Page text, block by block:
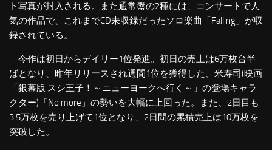
ト写真が封入される。また通常盤の2種には、コンサートで人
気の作品で、これまでCD未収録だったソロ楽曲「Falling」が収
録されている。
今作は初日からデイリー1位発進。初日の売上は6万枚台半
ばとなり、昨年リリースされ週間1位を獲得した、米寿司(映画
「銀幕版 スシ王子！～ニューヨークへ行く～」の登場キャラ
クター)「No more」の勢いを大幅に上回った。また、2日目も
3.5万枚を売り上げて1位となり、2日間の累積売上は10万枚を
突破した。